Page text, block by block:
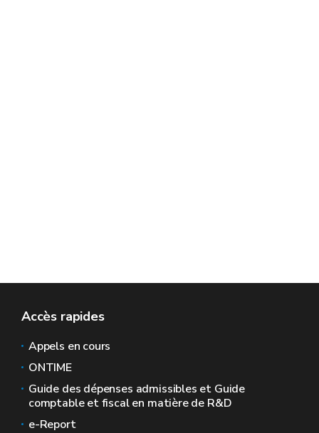
Accès rapides
Appels en cours
ONTIME
Guide des dépenses admissibles et Guide
comptable et fiscal en matière de R&D
e-Report